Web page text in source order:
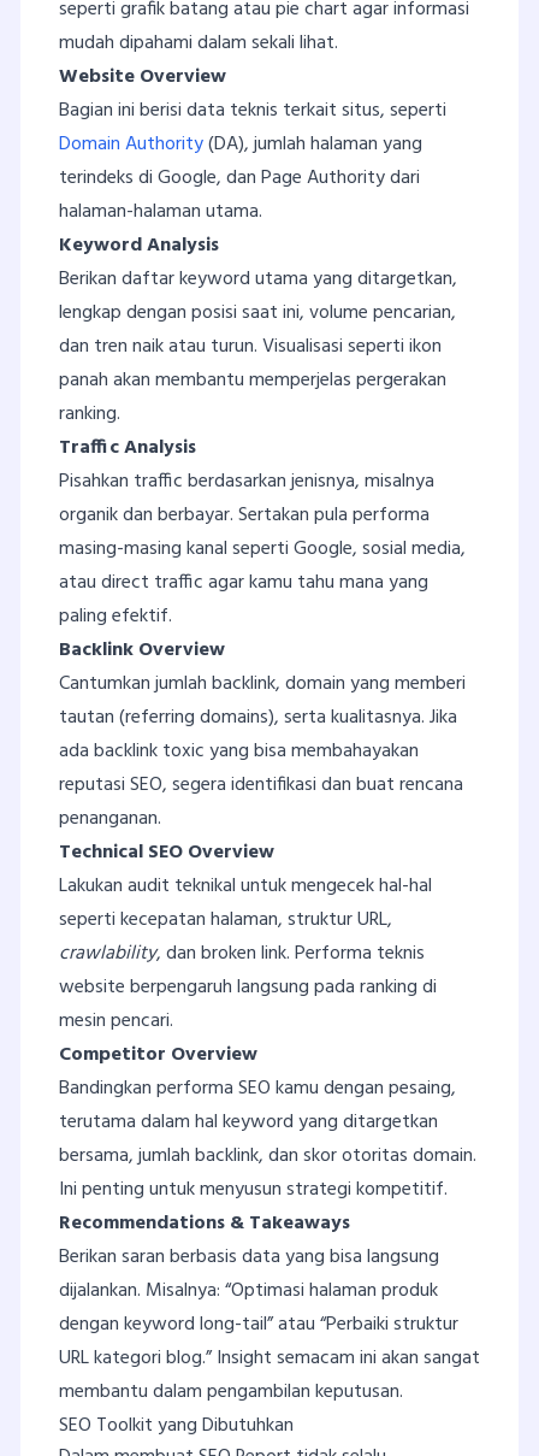
seperti grafik batang atau pie chart agar informasi
mudah dipahami dalam sekali lihat.
Website Overview
Bagian ini berisi data teknis terkait situs, seperti
Domain Authority(DA), jumlah halaman yang
terindeks di Google, dan Page Authority dari
halaman-halaman utama.
Keyword Analysis
Berikan daftar keyword utama yang ditargetkan,
lengkap dengan posisi saat ini, volume pencarian,
dan tren naik atau turun. Visualisasi seperti ikon
panah akan membantu memperjelas pergerakan
ranking.
Traffic Analysis
Pisahkan traffic berdasarkan jenisnya, misalnya
organik dan berbayar. Sertakan pula performa
masing-masing kanal seperti Google, sosial media,
atau direct traffic agar kamu tahu mana yang
paling efektif.
Backlink Overview
Cantumkan jumlah backlink, domain yang memberi
tautan (referring domains), serta kualitasnya. Jika
ada backlink toxic yang bisa membahayakan
reputasi SEO, segera identifikasi dan buat rencana
penanganan.
Technical SEO Overview
Lakukan audit teknikal untuk mengecek hal-hal
seperti kecepatan halaman, struktur URL,
crawlability, dan broken link. Performa teknis
website berpengaruh langsung pada ranking di
mesin pencari.
Competitor Overview
Bandingkan performa SEO kamu dengan pesaing,
terutama dalam hal keyword yang ditargetkan
bersama, jumlah backlink, dan skor otoritas domain.
Ini penting untuk menyusun strategi kompetitif.
Recommendations & Takeaways
Berikan saran berbasis data yang bisa langsung
dijalankan. Misalnya: “Optimasi halaman produk
dengan keyword long-tail” atau “Perbaiki struktur
URL kategori blog.” Insight semacam ini akan sangat
membantu dalam pengambilan keputusan.
SEO Toolkit yang Dibutuhkan